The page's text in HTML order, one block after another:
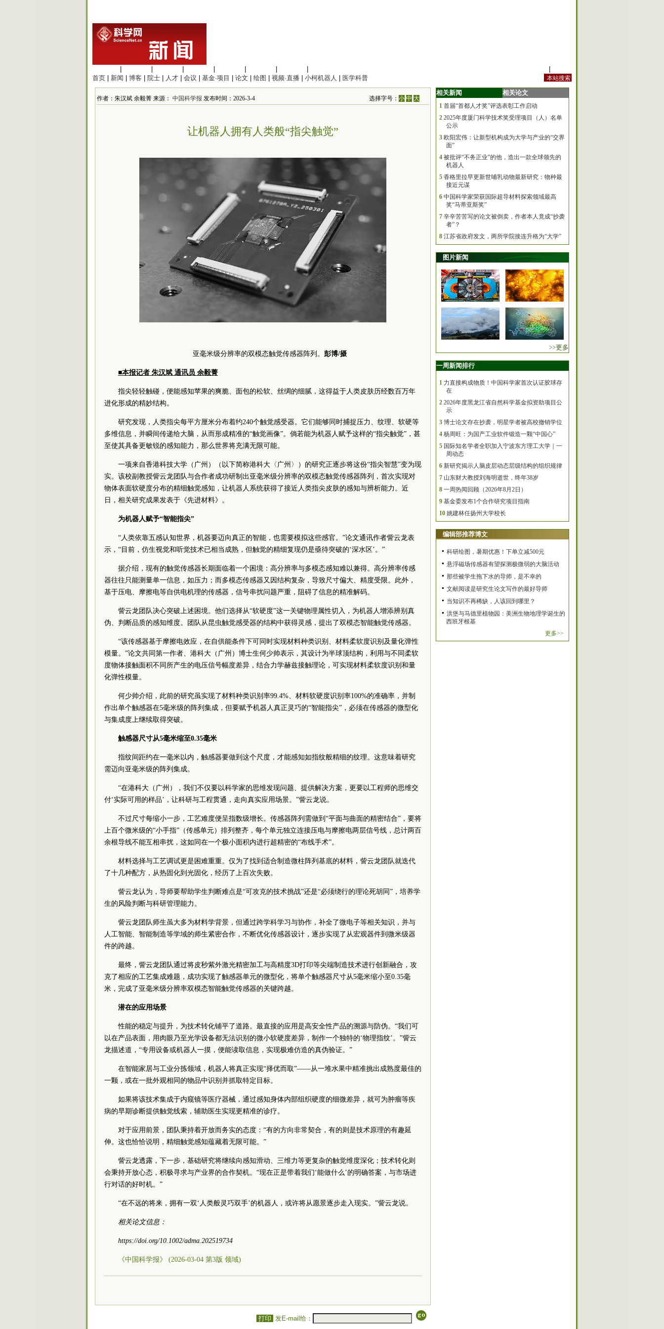
首页
新闻 博客 院士 人才 会议 基金·项目 论文 绘图 视频·直播 小柯机器人 医学科普
作者：朱汉斌 余毅菁 来源： 中国科学报 发布时间：2026-3-4 选择字号：小 中 大
让机器人拥有人类般“指尖触觉”
亚毫米级分辨率的双模态触觉传感器阵列。 彭博/摄
■本报记者 朱汉斌 通讯员 余毅菁
指尖轻轻触碰，便能感知苹果的爽脆、面包的松软、丝绸的细腻，这得益于人类皮肤历经数百万年
进化形成的精妙结构。
研究发现，人类指尖每平方厘米分布着约240个触觉感受器。它们能够同时捕捉压力、纹理、软硬等
多维信息，并瞬间传递给大脑，从而形成精准的“触觉画像”。倘若能为机器人赋予这样的“指尖触觉”，甚
至使其具备更敏锐的感知能力，那么世界将充满无限可能。
一项来自香港科技大学（广州）（以下简称港科大〈广州〉）的研究正逐步将这份“指尖智慧”变为现
实。该校副教授訾云龙团队与合作者成功研制出亚毫米级分辨率的双模态触觉传感器阵列，首次实现对
物体表面软硬度分布的精细触觉感知，让机器人系统获得了接近人类指尖皮肤的感知与辨析能力。近
日，相关研究成果发表于《先进材料》。
为机器人赋予“智能指尖”
“人类依靠五感认知世界，机器要迈向真正的智能，也需要模拟这些感官。”论文通讯作者訾云龙表
示，“目前，仿生视觉和听觉技术已相当成熟，但触觉的精细复现仍是亟待突破的‘深水区’。”
据介绍，现有的触觉传感器长期面临着一个困境：高分辨率与多模态感知难以兼得。高分辨率传感
器往往只能测量单一信息，如压力；而多模态传感器又因结构复杂，导致尺寸偏大、精度受限。此外，
基于压电、摩擦电等自供电机理的传感器，信号串扰问题严重，阻碍了信息的精准解码。
訾云龙团队决心突破上述困境。他们选择从“软硬度”这一关键物理属性切入，为机器人增添辨别真
伪、判断品质的感知维度。团队从昆虫触觉感受器的结构中获得灵感，提出了双模态智能触觉传感器。
“该传感器基于摩擦电效应，在自供能条件下可同时实现材料种类识别、材料柔软度识别及量化弹性
模量。”论文共同第一作者、港科大（广州）博士生何少帅表示，其设计为半球顶结构，利用与不同柔软
度物体接触面积不同所产生的电压信号幅度差异，结合力学赫兹接触理论，可实现材料柔软度识别和量
化弹性模量。
何少帅介绍，此前的研究虽实现了材料种类识别率99.4%、材料软硬度识别率100%的准确率，并制
作出单个触感器在5毫米级的阵列集成，但要赋予机器人真正灵巧的“智能指尖”，必须在传感器的微型化
与集成度上继续取得突破。
触感器尺寸从5毫米缩至0.35毫米
指纹间距约在一毫米以内，触感器要做到这个尺度，才能感知如指纹般精细的纹理。这意味着研究
需迈向亚毫米级的阵列集成。
“在港科大（广州），我们不仅要以科学家的思维发现问题、提供解决方案，更要以工程师的思维交
付‘实际可用的样品’，让科研与工程贯通，走向真实应用场景。”訾云龙说。
不过尺寸每缩小一步，工艺难度便呈指数级增长。传感器阵列需做到“平面与曲面的精密结合”，要将
上百个微米级的“小手指”（传感单元）排列整齐，每个单元独立连接压电与摩擦电两层信号线，总计两百
余根导线不能互相串扰，这如同在一个极小面积内进行超精密的“布线手术”。
材料选择与工艺调试更是困难重重。仅为了找到适合制造微柱阵列基底的材料，訾云龙团队就迭代
了十几种配方，从热固化到光固化，经历了上百次失败。
訾云龙认为，导师要帮助学生判断难点是“可攻克的技术挑战”还是“必须绕行的理论死胡同”，培养学
生的风险判断与科研管理能力。
訾云龙团队师生虽大多为材料学背景，但通过跨学科学习与协作，补全了微电子等相关知识，并与
人工智能、智能制造等学域的师生紧密合作，不断优化传感器设计，逐步实现了从宏观器件到微米级器
件的跨越。
最终，訾云龙团队通过将皮秒紫外激光精密加工与高精度3D打印等尖端制造技术进行创新融合，攻
克了相应的工艺集成难题，成功实现了触感器单元的微型化，将单个触感器尺寸从5毫米缩小至0.35毫
米，完成了亚毫米级分辨率双模态智能触觉传感器的关键跨越。
潜在的应用场景
性能的稳定与提升，为技术转化铺平了道路。最直接的应用是高安全性产品的溯源与防伪。“我们可
以在产品表面，用肉眼乃至光学设备都无法识别的微小软硬度差异，制作一个独特的‘物理指纹’。”訾云
龙描述道，“专用设备或机器人一摸，便能读取信息，实现极难仿造的真伪验证。”
在智能家居与工业分拣领域，机器人将真正实现“择优而取”——从一堆水果中精准挑出成熟度最佳的
一颗，或在一批外观相同的物品中识别并抓取特定目标。
如果将该技术集成于内窥镜等医疗器械，通过感知身体内部组织硬度的细微差异，就可为肿瘤等疾
病的早期诊断提供触觉线索，辅助医生实现更精准的诊疗。
对于应用前景，团队秉持着开放而务实的态度：“有的方向非常契合，有的则是技术原理的有趣延
伸。这也恰恰说明，精细触觉感知蕴藏着无限可能。”
訾云龙透露，下一步，基础研究将继续向感知滑动、三维力等更复杂的触觉维度深化；技术转化则
会秉持开放心态，积极寻求与产业界的合作契机。“现在正是带着我们‘能做什么’的明确答案，与市场进
行对话的好时机。”
“在不远的将来，拥有一双‘人类般灵巧双手’的机器人，或许将从愿景逐步走入现实。”訾云龙说。
相关论文信息：
https://doi.org/10.1002/adma.202519734
《中国科学报》 (2026-03-04 第3版 领域)
打印 发E-mail给：
相关新闻 相关论文
1 首届“首都人才奖”评选表彰工作启动
2 2025年度厦门科学技术奖受理项目（人）名单
公示
3 欧阳宏伟：让新型机构成为大学与产业的“交界
面”
4 被批评“不务正业”的他，造出一款全球领先的
机器人
5 香格里拉早更新世哺乳动物最新研究：物种最
接近元谋
6 中国科学家荣获国际超导材料探索领域最高
奖“马蒂亚斯奖”
7 辛辛苦苦写的论文被倒卖，作者本人竟成“抄袭
者”？
8 江苏省政府发文，两所学院接连升格为“大学”
图片新闻
>>更多
一周新闻排行
1 力直接构成物质！中国科学家首次认证胶球存
在
2 2026年度黑龙江省自然科学基金拟资助项目公
示
3 博士论文存在抄袭，明星学者被高校撤销学位
4 杨周旺：为国产工业软件锻造一颗“中国心”
5 国际知名学者全职加入宁波东方理工大学｜一
周动态
6 新研究揭示人脑皮层动态层级结构的组织规律
7 山东财大教授刘海明逝世，终年38岁
8 一周热闻回顾（2026年8月2日）
9 基金委发布1个合作研究项目指南
10 姚建林任扬州大学校长
编辑部推荐博文
科研绘图，暑期优惠！下单立减500元
悬浮磁场传感器有望探测极微弱的大脑活动
那些被学生拖下水的导师，是不幸的
文献阅读是研究生论文写作的最好导师
当知识不再稀缺，人该回到哪里？
洪堡与马德里植物园：美洲生物地理学诞生的
西班牙根基
更多>>